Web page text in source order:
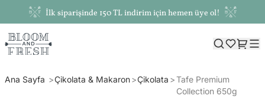
İlk siparişinde 150 TL indirim için hemen üye ol!
Ana Sayfa Çikolata & Makaron Çikolata
Tafe Premium
Collection 650g